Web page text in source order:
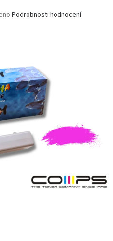
Podrobnosti hodnocení